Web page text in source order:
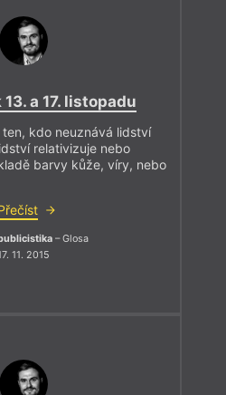
a 17. listopadu
kdo neuznává lidství
relativizuje nebo
barvy kůže, víry, nebo
– Glosa
11. 2015